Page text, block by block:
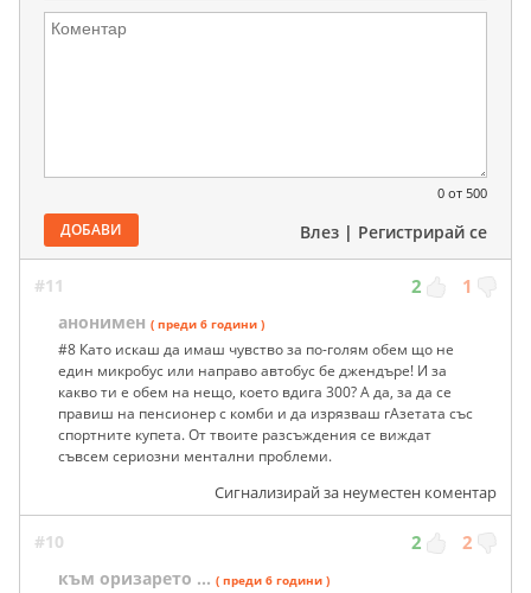
0 от 500
ДОБАВИ Влез | Регистрирай се
#11 2 1
анонимен ( преди 6 години )
#8 Като искаш да имаш чувство за по-голям обем що не
един микробус или направо автобус бе джендъре! И за
какво ти е обем на нещо, което вдига 300? А да, за да се
правиш на пенсионер с комби и да изрязваш гАзетата със
спортните купета. От твоите разсъждения се виждат
съвсем сериозни ментални проблеми.
Сигнализирай за неуместен коментар
#10 2 2
към оризарето ... ( преди 6 години )